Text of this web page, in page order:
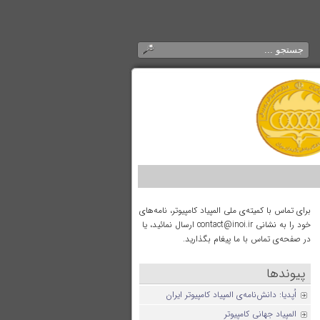
برای تماس با کمیته‌ی ملی المپیاد کامپیوتر، نامه‌های
خود را به نشانی contact@inoi.ir ارسال نمائید، یا
در صفحه‌ی تماس با ما پیغام بگذارید.
پیوندها
اُپدیا: دانش‌نامه‌ی المپیاد کامپیوتر ایران
المپیاد جهانی کامپیوتر